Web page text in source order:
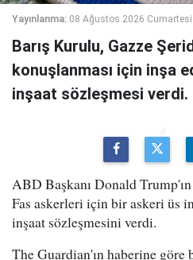
Yayınlanma: 08 Ağustos 2026
Barış Kurulu, Gazze
konuşlanması için inşa
inşaat sözleşmesi verdi.
ABD Başkanı Donald
Fas askerleri için bir askeri üs
inşaat sözleşmesini verdi.
The Guardian'ın haberine